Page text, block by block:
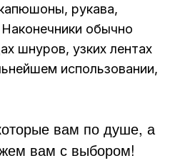
рукава,
обычно
шнуров, узких лентах
использовании,
вам по душе, а
вам с выбором!